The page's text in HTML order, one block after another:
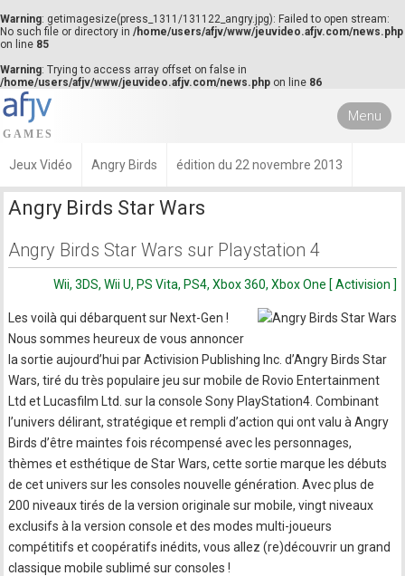
Warning: getimagesize(press_1311/131122_angry.jpg): Failed to open stream:
No such file or directory in /home/users/afjv/www/jeuvideo.afjv.com/news.php
on line 85
Warning: Trying to access array offset on false in
/home/users/afjv/www/jeuvideo.afjv.com/news.php on line 86
Menu
Jeux Vidéo Angry Birds édition du 22 novembre 2013
Angry Birds Star Wars
Angry Birds Star Wars sur Playstation 4
Wii, 3DS, Wii U, PS Vita, PS4, Xbox 360, Xbox One [ Activision ]
Les voilà qui débarquent sur Next-Gen !
Nous sommes heureux de vous annoncer
la sortie aujourd’hui par Activision Publishing Inc. d’Angry Birds Star
Wars, tiré du très populaire jeu sur mobile de Rovio Entertainment
Ltd et Lucasfilm Ltd. sur la console Sony PlayStation4. Combinant
l’univers délirant, stratégique et rempli d’action qui ont valu à Angry
Birds d’être maintes fois récompensé avec les personnages,
thèmes et esthétique de Star Wars, cette sortie marque les débuts
de cet univers sur les consoles nouvelle génération. Avec plus de
200 niveaux tirés de la version originale sur mobile, vingt niveaux
exclusifs à la version console et des modes multi-joueurs
compétitifs et coopératifs inédits, vous allez (re)découvrir un grand
classique mobile sublimé sur consoles !